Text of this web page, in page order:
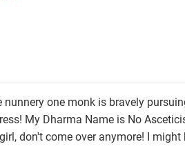
one monk is bravely
My Dharma Name is No
don't come over anymore! I might